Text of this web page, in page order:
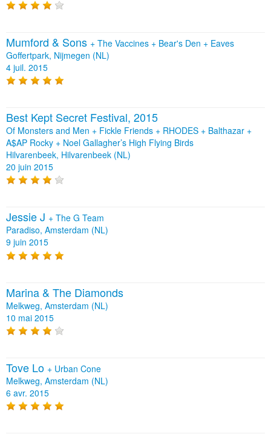
Mumford & Sons + The Vaccines + Bear's Den + Eaves
Goffertpark, Nijmegen (NL)
4 juil. 2015
Best Kept Secret Festival, 2015
Of Monsters and Men + Fickle Friends + RHODES + Balthazar +
A$AP Rocky + Noel Gallagher’s High Flying Birds
Hilvarenbeek, Hilvarenbeek (NL)
20 juin 2015
Jessie J + The G Team
Paradiso, Amsterdam (NL)
9 juin 2015
Marina & The Diamonds
Melkweg, Amsterdam (NL)
10 mai 2015
Tove Lo + Urban Cone
Melkweg, Amsterdam (NL)
6 avr. 2015